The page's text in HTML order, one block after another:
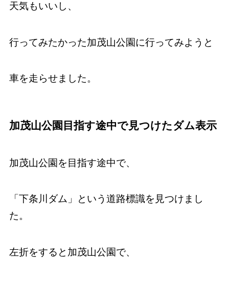
天気もいいし、
行ってみたかった加茂山公園に行ってみようと
車を走らせました。
加茂山公園目指す途中で見つけたダム表示
加茂山公園を目指す途中で、
「下条川ダム」という道路標識を見つけまし
た。
左折をすると加茂山公園で、